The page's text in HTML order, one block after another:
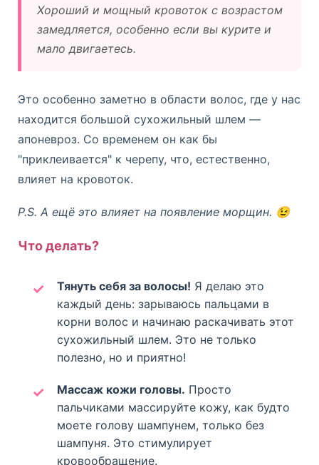
Хороший и мощный кровоток с возрастом
замедляется, особенно если вы курите и
мало двигаетесь.
Это особенно заметно в области волос, где у нас
находится большой сухожильный шлем —
апоневроз. Со временем он как бы
"приклеивается" к черепу, что, естественно,
влияет на кровоток.
P.S. А ещё это влияет на появление морщин. 😉
Что делать?
Тянуть себя за волосы! Я делаю это
каждый день: зарываюсь пальцами в
корни волос и начинаю раскачивать этот
сухожильный шлем. Это не только
полезно, но и приятно!
Массаж кожи головы. Просто
пальчиками массируйте кожу, как будто
моете голову шампунем, только без
шампуня. Это стимулирует
кровообращение.